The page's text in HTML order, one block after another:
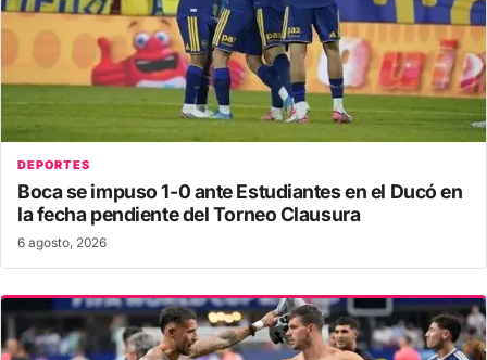
DEPORTES
Boca se impuso 1-0 ante Estudiantes en el Ducó en
la fecha pendiente del Torneo Clausura
6 agosto, 2026